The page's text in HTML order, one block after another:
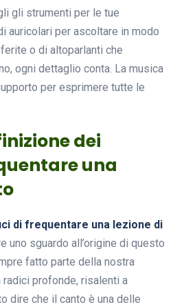
gli strumenti per le tue
auricolari per ascoltare in modo
o di altoparlanti che
ogni dettaglio conta. La musica
per esprimere tutte le
dei
una
di frequentare una lezione di
uno sguardo all’origine di questo
fatto parte della nostra
radici profonde, risalenti a
dire che il canto è una delle